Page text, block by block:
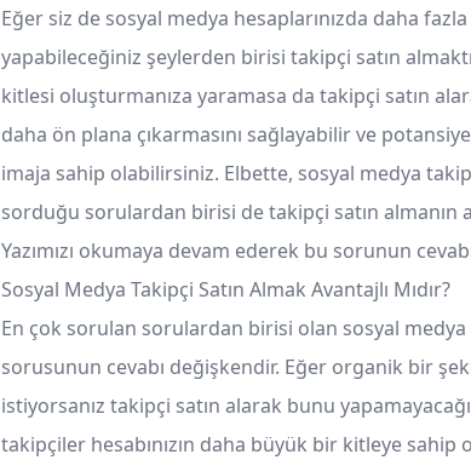
Eğer siz de sosyal medya hesaplarınızda daha
yapabileceğiniz şeylerden birisi takipçi satın
kitlesi oluşturmanıza yaramasa da takipçi satın
daha ön plana çıkarmasını sağlayabilir ve
imaja sahip olabilirsiniz. Elbette, sosyal medya
sorduğu sorulardan birisi de takipçi satın almanın
Yazımızı okumaya devam ederek bu sorunun
Sosyal Medya Takipçi Satın Almak Avantajlı Mıdır?
En çok sorulan sorulardan birisi olan sosyal medya
sorusunun cevabı değişkendir. Eğer organik bir
istiyorsanız takipçi satın alarak bunu
takipçiler hesabınızın daha büyük bir kitleye